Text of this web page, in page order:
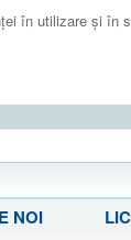
în utilizare şi
NOI